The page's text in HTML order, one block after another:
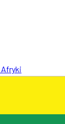
Afryki